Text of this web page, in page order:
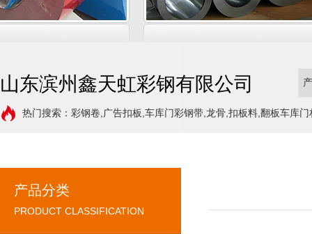
山东滨州鑫天虹彩钢有限公司
热门搜索：彩钢卷,广告扣板,车库门彩钢带,龙骨,扣板料,翻板车库
产品分类
PRODUCT CLASSIFICATION